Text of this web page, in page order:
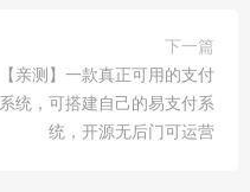
下一篇
【亲测】一款真正可用的支付
系统，可搭建自己的易支付系
统，开源无后门可运营